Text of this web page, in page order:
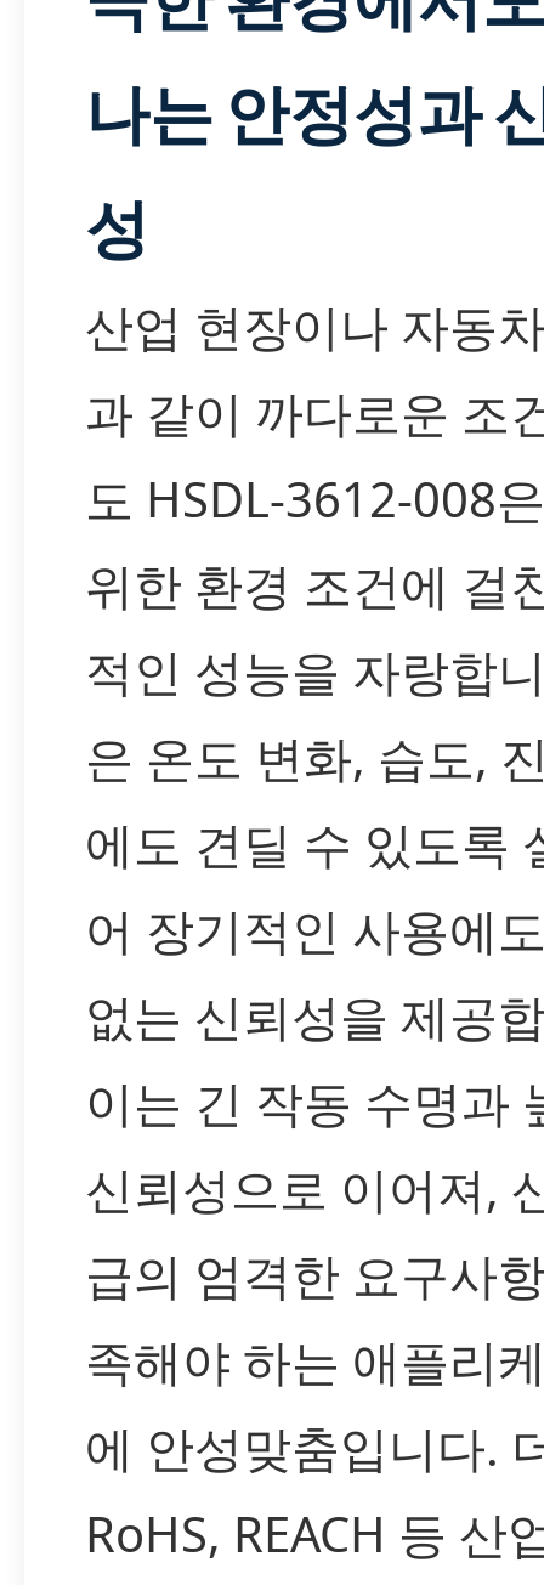
나는 안정성과
성
산업 현장이나 자동
과 같이 까다로운 조
도 HSDL-3612-008
위한 환경 조건에 걸
적인 성능을 자랑합
은 온도 변화, 습도,
에도 견딜 수 있도록
어 장기적인 사용에
없는 신뢰성을 제공
이는 긴 작동 수명과
신뢰성으로 이어져,
급의 엄격한 요구사
족해야 하는 애플리
에 안성맞춤입니다.
RoHS, REACH 등 산